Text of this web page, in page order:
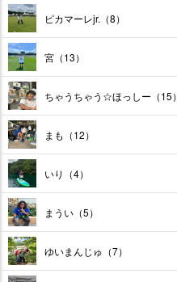
ピカマーレjr.（8）
宮（13）
ちゃうちゃう☆ほっしー（15）
まも（12）
いり（4）
まうい（5）
ゆいまんじゅ（7）